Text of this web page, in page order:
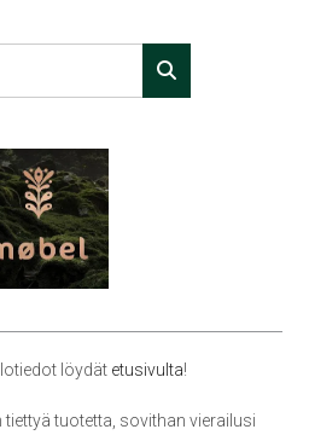
löydät etusivulta!
tuotetta, sovithan vierailusi